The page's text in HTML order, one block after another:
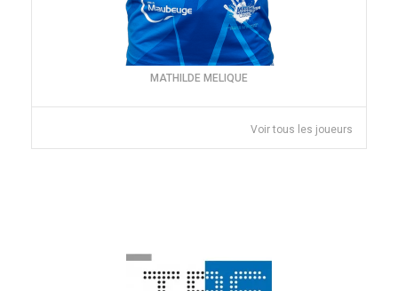
MATHILDE MELIQUE
Voir tous les joueurs